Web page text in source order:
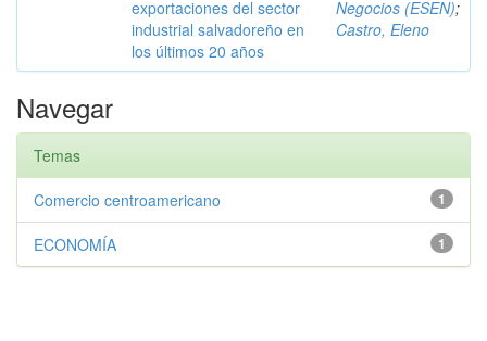
exportaciones del sector
industrial salvadoreño en
los últimos 20 años
Negocios (ESEN);
Castro, Eleno
Navegar
Temas
1
Comercio centroamericano
1
ECONOMÍA